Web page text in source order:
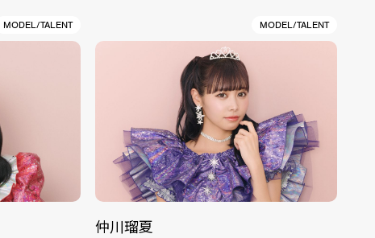
MODEL/TALENT MODEL/TALENT
仲川瑠夏